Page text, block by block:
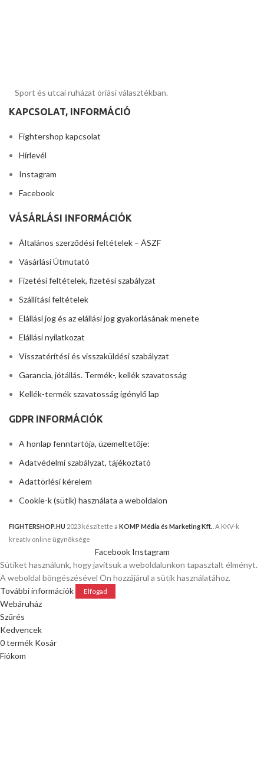
Sport és utcai ruházat óriási választékban.
KAPCSOLAT, INFORMÁCIÓ
Fightershop kapcsolat
Hírlevél
Instagram
Facebook
VÁSÁRLÁSI INFORMÁCIÓK
Általános szerződési feltételek – ÁSZF
Vásárlási Útmutató
Fizetési feltételek, fizetési szabályzat
Szállítási feltételek
Elállási jog és az elállási jog gyakorlásának menete
Elállási nyilatkozat
Visszatérítési és visszaküldési szabályzat
Garancia, jótállás. Termék-, kellék szavatosság
Kellék-termék szavatosság igénylő lap
GDPR INFORMÁCIÓK
A honlap fenntartója, üzemeltetője:
Adatvédelmi szabályzat, tájékoztató
Adattörlési kérelem
Cookie-k (sütik) használata a weboldalon
FIGHTERSHOP.HU 2023 készítette a KOMP Média és Marketing Kft.
. A KKV-k
kreatív online ügynöksége
Facebook Instagram
Sütiket használunk, hogy javítsuk a weboldalunkon tapasztalt élményt.
A weboldal böngészésével Ön hozzájárul a sütik használatához.
További információk
Elfogad
Webáruház
Szűrés
Kedvencek
0termék Kosár
Fiókom